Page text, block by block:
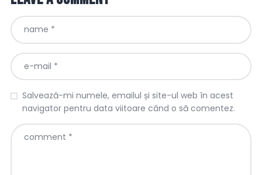
Salvează-mi numele, emailul și site-ul web în acest
navigator pentru data viitoare când o să comentez.